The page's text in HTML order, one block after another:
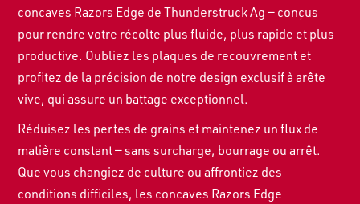
concaves Razors Edge de Thunderstruck Ag — conçus
pour rendre votre récolte plus fluide, plus rapide et plus
productive. Oubliez les plaques de recouvrement et
profitez de la précision de notre design exclusif à arête
vive, qui assure un battage exceptionnel.
Réduisez les pertes de grains et maintenez un flux de
matière constant — sans surcharge, bourrage ou arrêt.
Que vous changiez de culture ou affrontiez des
conditions difficiles, les concaves Razors Edge